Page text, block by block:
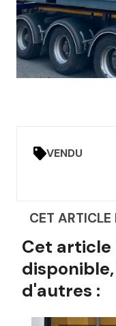
VENDU
CET ARTICLE
Cet article
d'autres :